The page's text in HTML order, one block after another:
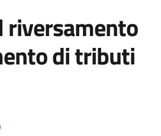
riversamento
di tributi